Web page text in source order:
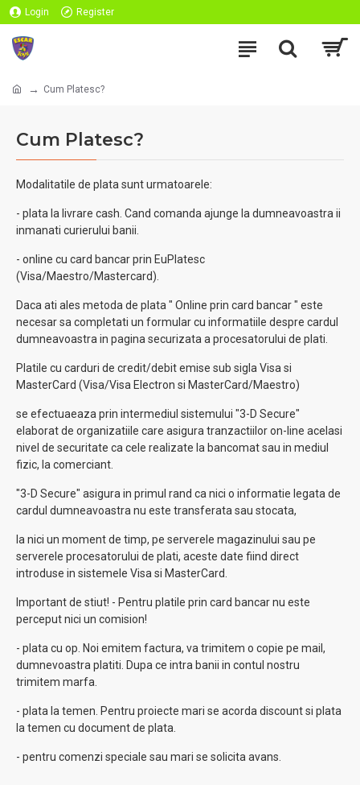
Login Register
Cum Platesc?
Cum Platesc?
Modalitatile de plata sunt urmatoarele:
- plata la livrare cash. Cand comanda ajunge la dumneavoastra ii
inmanati curierului banii.
- online cu card bancar prin EuPlatesc
(Visa/Maestro/Mastercard).
Daca ati ales metoda de plata " Online prin card bancar " este
necesar sa completati un formular cu informatiile despre cardul
dumneavoastra in pagina securizata a procesatorului de plati.
Platile cu carduri de credit/debit emise sub sigla Visa si
MasterCard (Visa/Visa Electron si MasterCard/Maestro)
se efectuaeaza prin intermediul sistemului "3-D Secure"
elaborat de organizatiile care asigura tranzactiilor on-line acelasi
nivel de securitate ca cele realizate la bancomat sau in mediul
fizic, la comerciant.
"3-D Secure" asigura in primul rand ca nici o informatie legata de
cardul dumneavoastra nu este transferata sau stocata,
la nici un moment de timp, pe serverele magazinului sau pe
serverele procesatorului de plati, aceste date fiind direct
introduse in sistemele Visa si MasterCard.
Important de stiut! - Pentru platile prin card bancar nu este
perceput nici un comision!
- plata cu op. Noi emitem factura, va trimitem o copie pe mail,
dumnevoastra platiti. Dupa ce intra banii in contul nostru
trimitem marfa.
- plata la temen. Pentru proiecte mari se acorda discount si plata
la temen cu document de plata.
- pentru comenzi speciale sau mari se solicita avans.